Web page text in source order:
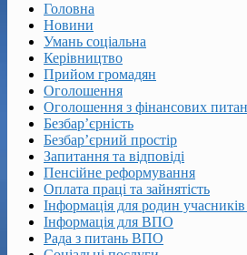
Головна
Новини
Умань соціальна
Керівництво
Прийом громадян
Оголошення
Оголошення з фінансових
Безбар’єрність
Безбар’єрний простір
Запитання та відповіді
Пенсійне реформування
Оплата праці та зайнятість
Інформація для родин
Інформація для ВПО
Рада з питань ВПО